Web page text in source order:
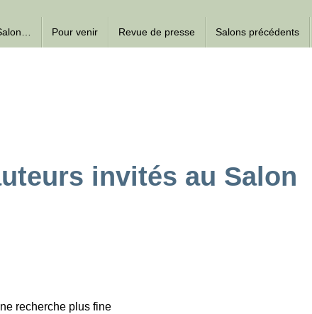
Pour venir Revue de presse Salons précédents
invités au Salon
recherche plus fine